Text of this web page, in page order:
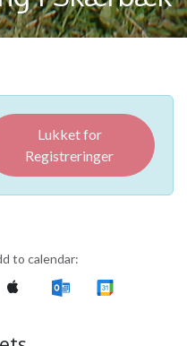
Lukket for
Registreringer
to calendar: